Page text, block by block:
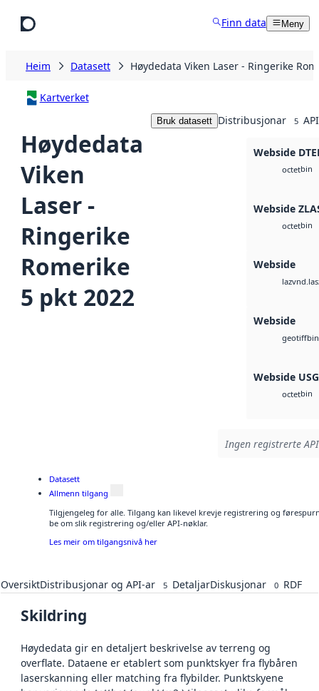
Finn data Meny
Heim Datasett Høydedata Viken Laser - Ringerike
Kartverket
Høydedata
Viken
Laser -
Ringerike
Romerike
5 pkt 2022
Bruk datasett Distribusjonar 5
Webside
octetbin
Webside
octetbin
Webside
laz
Webside
geotiffbin
Webside
octetbin
Ingen registrerte
Datasett
Allmenn tilgang
Tilgjengeleg for alle. Tilgang kan likevel krevje registrering og
be om slik registrering og/eller API-nøklar.
Les meir om tilgangsnivå her
OversiktDistribusjonar og API-ar 5 DetaljarDiskusjonar 0 RDF
Skildring
Høydedata gir en detaljert beskrivelse av terreng og
overflate. Dataene er etablert som punktskyer fra flybåren
laserskanning eller matching fra flybilder. Punktskyene